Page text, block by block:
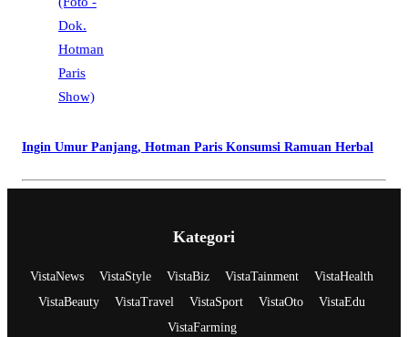
Ingin Umur Panjang, Hotman Paris Konsumsi Ramuan Herbal
Kategori
VistaNews VistaStyle VistaBiz VistaTainment
VistaHealth
VistaBeauty
VistaTravel VistaSport VistaOto
VistaEdu
VistaFarming